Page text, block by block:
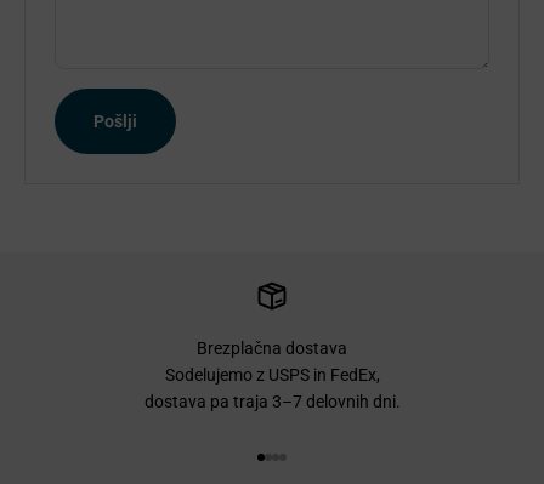
Pošlji
Brezplačna dostava
Sodelujemo z USPS in FedEx,
dostava pa traja 3–7 delovnih dni.